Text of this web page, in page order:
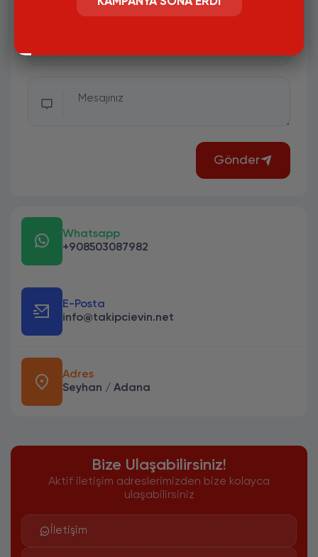
Mesajınız
Gönder
Whatsapp
+908503087982
E-Posta
info@takipcievin.net
Adres
Seyhan / Adana
Bize Ulaşabilirsiniz!
Aktif iletişim adreslerimizden bize kolayca
ulaşabilirsiniz
İletişim